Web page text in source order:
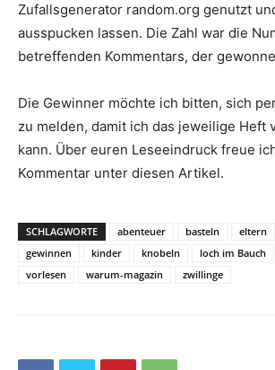
Zufallsgenerator random.org genutzt
ausspucken lassen. Die Zahl war die
betreffenden Kommentars, der
Die Gewinner möchte ich bitten, sich
zu melden, damit ich das jeweilige Heft
kann. Über euren Leseeindruck freue
Kommentar unter diesen Artikel.
SCHLAGWORTE abenteuer basteln eltern
gewinnen
kinder knobeln loch im Bauch
vorlesen
warum-magazin zwillinge